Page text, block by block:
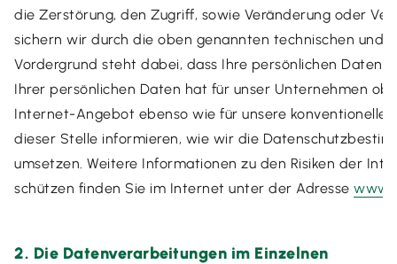
die Zerstörung, den Zugriff, sowie Veränderung oder
sichern wir durch die oben genannten technischen und
Vordergrund steht dabei, dass Ihre persönlichen Daten
Ihrer persönlichen Daten hat für unser Unternehmen
Internet-Angebot ebenso wie für unsere
dieser Stelle informieren, wie wir die
umsetzen. Weitere Informationen zu den Risiken der
schützen finden Sie im Internet unter der Adresse
2. Die Datenverarbeitungen im Einzelnen